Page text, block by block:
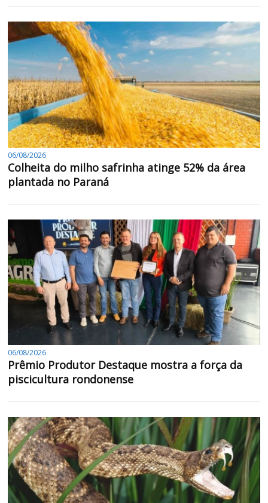
06/08/2026
Colheita do milho safrinha atinge 52% da área
plantada no Paraná
06/08/2026
Prêmio Produtor Destaque mostra a força da
piscicultura rondonense